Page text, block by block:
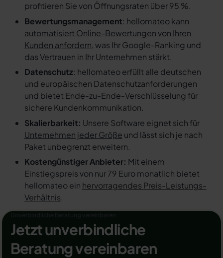
profitieren Sie von Öffnungsraten über 95 %.
Bewertungsmanagement: hellomateo kann
automatisiert Online-Bewertungen von Ihren
Kunden anfordern, was Ihr Google-Ranking und
das Vertrauen in Ihr Unternehmen stärkt.
Datenschutz: hellomateo erfüllt alle deutschen
und europäischen Datenschutzanforderungen
und bietet Ende-zu-Ende-Verschlüsselung für
sichere Kundenkommunikation.
Skalierbarkeit: Unsere Software eignet sich für
Unternehmen jeder Größe und lässt sich je nach
Paket unbegrenzt erweitern.
Kostengünstiger Anbieter: Mit einem
Einstiegspreis von nur 79 Euro monatlich bietet
hellomateo ein hervorragendes Preis-Leistungs-
Verhältnis.
Jetzt unverbindliche
Beratung vereinbaren